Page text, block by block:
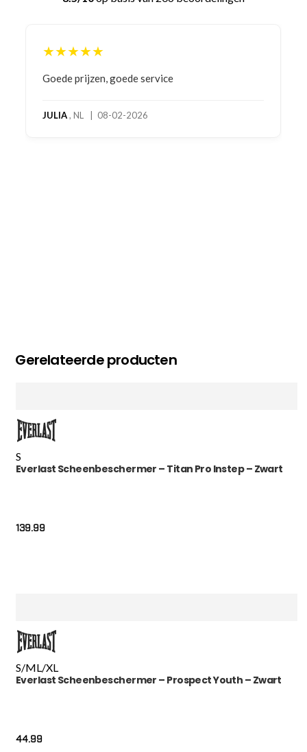
★★★★★
Goede prijzen, goede service
JULIA, NL | 08-02-2026
Gerelateerde producten
S
Everlast Scheenbeschermer – Titan Pro Instep – Zwart
139.99
S/ML/XL
Everlast Scheenbeschermer – Prospect Youth – Zwart
44.99